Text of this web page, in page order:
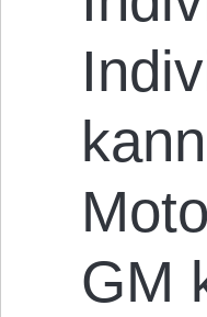
GM